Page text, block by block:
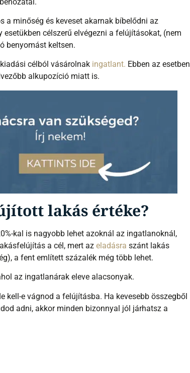
a minőség és keveset akarnak bíbelődni az
célszerű elvégezni a felújításokat, (nem
benyomást keltsen.
célból vásárolnak ingatlant. Ebben az esetben
alkupozíció miatt is.
lakás értéke?
kal is nagyobb lehet azoknál az ingatlanoknál,
a cél, mert az eladásra szánt lakás
a fent említett százalék még több lehet.
az ingatlanárak eleve alacsonyak.
kell-e vágnod a felújításba. Ha kevesebb összegből
adni, akkor minden bizonnyal jól járhatsz a